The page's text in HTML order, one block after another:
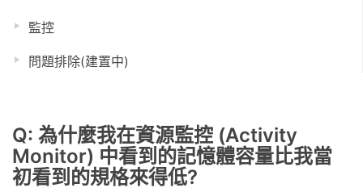
監控
問題排除(建置中)
Q: 為什麼我在資源監控 (Activity
Monitor) 中看到的記憶體容量比我當
初看到的規格來得低?